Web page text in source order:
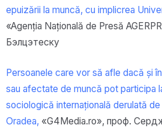
epuizării la muncă, cu implicrea
«Agenția Națională de Presă
Бэлцэтеску
Persoanele care vor să afle dacă și
sau afectate de muncă pot participa
sociologică internațională derulată
Oradea, «G4Media.ro», проф.